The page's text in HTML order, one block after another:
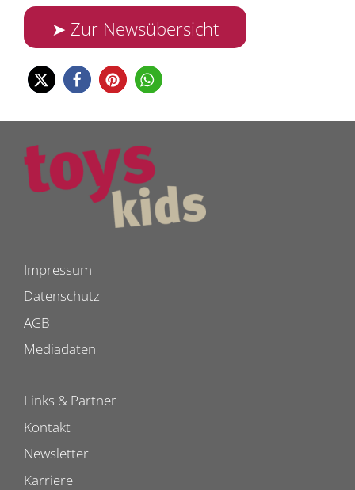
➤ Zur Newsübersicht
Impressum
Datenschutz
AGB
Mediadaten
Links & Partner
Kontakt
Newsletter
Karriere